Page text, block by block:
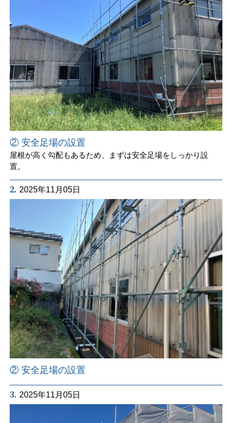
② 安全足場の設置
屋根が高く勾配もあるため、まずは安全足場をしっかり設
置。
2. 2025年11月05日
② 安全足場の設置
3. 2025年11月05日